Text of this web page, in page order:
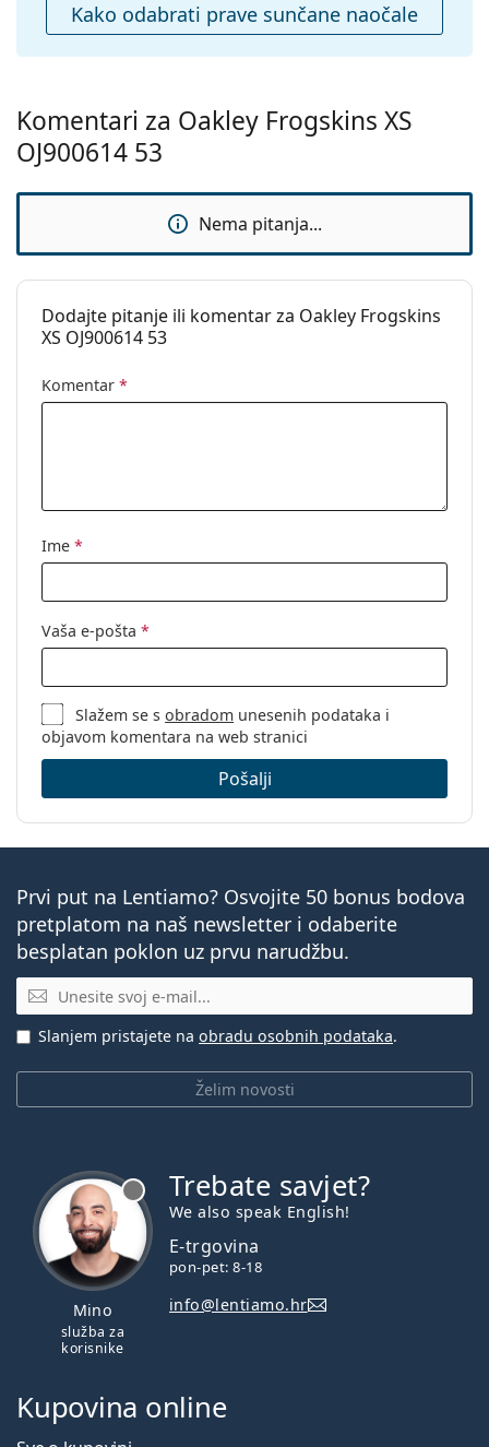
i njegu naočala. Neki modeli umjesto krpe mogu
čišćenje:
Kategorija:
Sunčane naočale
Marka:
Upotreba:
Sport
sport:
Planinarenje
Kako odabrati prave sunčane naočale
Komentari za Oakley Frogskins XS
OJ900614 53
Nema pitanja...
Dodajte pitanje ili komentar za Oakley Frogskins
XS OJ900614 53
Komentar *
Ime *
Vaša e-pošta *
Slažem se sobradom unesenih podataka i
objavom komentara na web stranici
Pošalji
Prvi put na Lentiamo? Osvojite 50 bonus bodova
pretplatom na naš newsletter i odaberite
besplatan poklon uz prvu narudžbu.
E-mail
Želim novosti
Slanjem pristajete na obradu osobnih podataka.
Mino
služba za
korisnike
Trebate savjet?
We also speak English!
E-trgovina
pon-pet: 8-18
info@lentiamo.hr
Kupovina online